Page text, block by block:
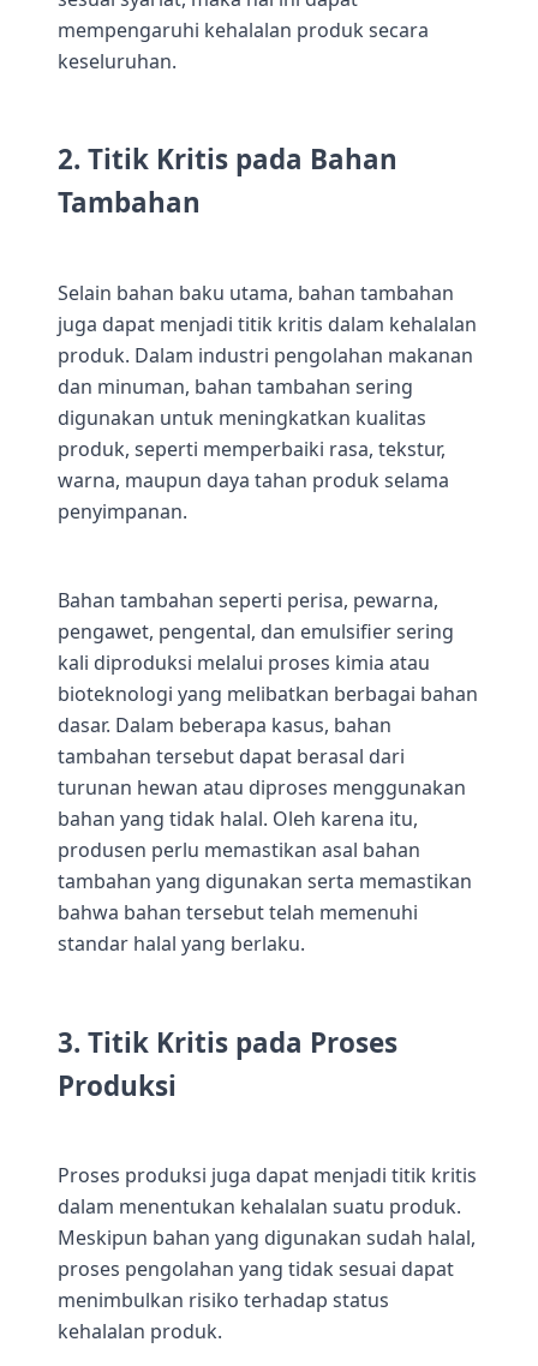
mempengaruhi kehalalan produk secara
keseluruhan.
2. Titik Kritis pada Bahan
Tambahan
Selain bahan baku utama, bahan tambahan
juga dapat menjadi titik kritis dalam kehalalan
produk. Dalam industri pengolahan makanan
dan minuman, bahan tambahan sering
digunakan untuk meningkatkan kualitas
produk, seperti memperbaiki rasa, tekstur,
warna, maupun daya tahan produk selama
penyimpanan.
Bahan tambahan seperti perisa, pewarna,
pengawet, pengental, dan emulsifier sering
kali diproduksi melalui proses kimia atau
bioteknologi yang melibatkan berbagai bahan
dasar. Dalam beberapa kasus, bahan
tambahan tersebut dapat berasal dari
turunan hewan atau diproses menggunakan
bahan yang tidak halal. Oleh karena itu,
produsen perlu memastikan asal bahan
tambahan yang digunakan serta memastikan
bahwa bahan tersebut telah memenuhi
standar halal yang berlaku.
3. Titik Kritis pada Proses
Produksi
Proses produksi juga dapat menjadi titik kritis
dalam menentukan kehalalan suatu produk.
Meskipun bahan yang digunakan sudah halal,
proses pengolahan yang tidak sesuai dapat
menimbulkan risiko terhadap status
kehalalan produk.